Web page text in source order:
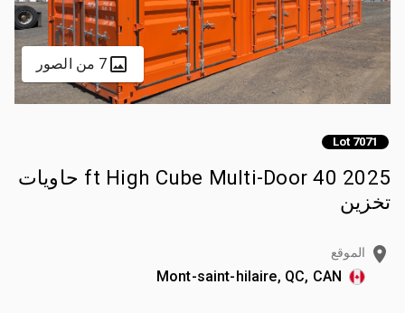
7 من الصور
Lot 7071
2025 40 ft High Cube Multi-Door حاويات
تخزين
الموقع
Mont-saint-hilaire, QC, CAN